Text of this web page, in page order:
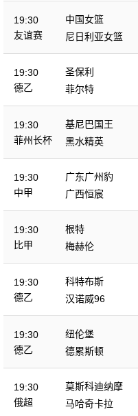
19:30
友谊赛
中国女篮
尼日利亚女篮
19:30
德乙
圣保利
菲尔特
19:30
菲州长杯
基尼巴国王
黑水精英
19:30
中甲
广东广州豹
广西恒宸
19:30
比甲
根特
梅赫伦
19:30
德乙
科特布斯
汉诺威96
19:30
德乙
纽伦堡
德累斯顿
19:30
俄超
莫斯科迪纳摩
马哈奇卡拉